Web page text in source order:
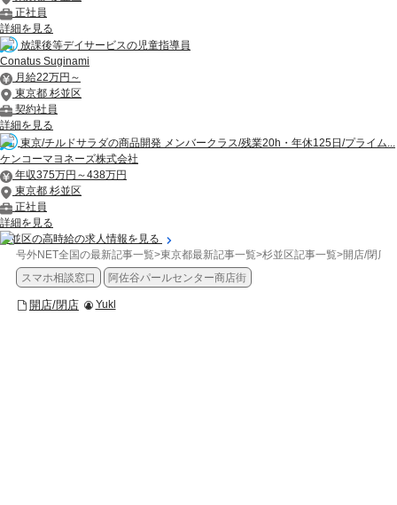
正社員
詳細を見る
放課後等デイサービスの児童指導員
Conatus Suginami
月給22万円～
東京都 杉並区
契約社員
詳細を見る
東京/チルドサラダの商品開発 メンバークラス/残業20h・年休125日/プライム...
ケンコーマヨネーズ株式会社
年収375万円～438万円
東京都 杉並区
正社員
詳細を見る
杉並区の高時給の求人情報を見る
号外NET全国の最新記事一覧>東京都最新記事一覧>杉並区記事一覧>開店/閉店
スマホ相談窓口
阿佐谷パールセンター商店街
開店/閉店 Yukl